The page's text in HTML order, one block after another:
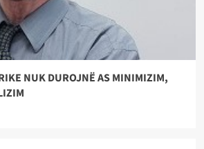
NUK DUROJNË AS MINIMIZIM,